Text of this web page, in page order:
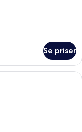
Se priser